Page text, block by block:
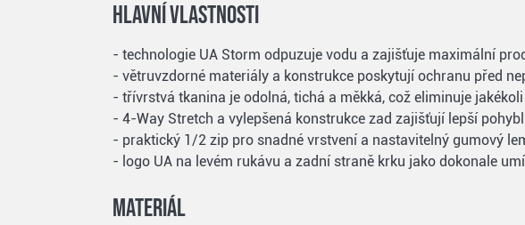
Hlavní vlastnosti
- technologie UA Storm odpuzuje vodu a zajišťuje maximální
- větruvzdorné materiály a konstrukce poskytují ochranu před
- třívrstvá tkanina je odolná, tichá a měkká, což eliminuje
- 4-Way Stretch a vylepšená konstrukce zad zajišťují lepší
- praktický 1/2 zip pro snadné vrstvení a nastavitelný gumový
- logo UA na levém rukávu a zadní straně krku jako dokonale
Materiál